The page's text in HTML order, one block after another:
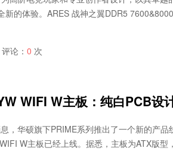
新的体验。ARES 战神之翼DDR5
论： 0 次
WIFI W主板：纯白PCB设
，华硕旗下PRIME系列推出了一个新的产
W主板已经上线。据悉，主板为ATX版型